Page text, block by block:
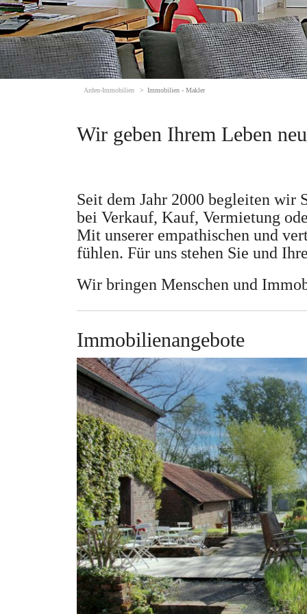
Arden-Immobilien Immobilien - Makler
Wir geben Ihrem Leben
Seit dem Jahr 2000 begleiten wir
bei Verkauf, Kauf, Vermietung
Mit unserer empathischen und
fühlen. Für uns stehen Sie und
Wir bringen Menschen und
Immobilienangebote